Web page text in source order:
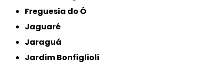
Freguesia do Ó
Jaguaré
Jaraguá
Jardim Bonfiglioli